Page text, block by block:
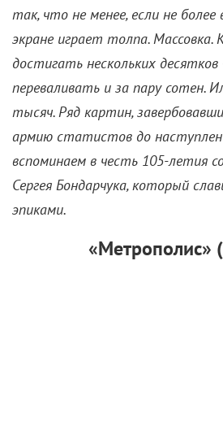
так, что не менее, если не
экране играет толпа.
достигать нескольких
переваливать и за пару сотен.
тысяч. Ряд картин,
армию статистов до
вспоминаем в честь 105-летия
Сергея Бондарчука, который
эпиками.
«Метрополис»